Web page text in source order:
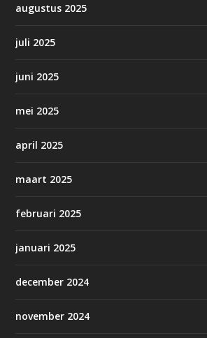
augustus 2025
juli 2025
juni 2025
mei 2025
april 2025
maart 2025
februari 2025
januari 2025
december 2024
november 2024